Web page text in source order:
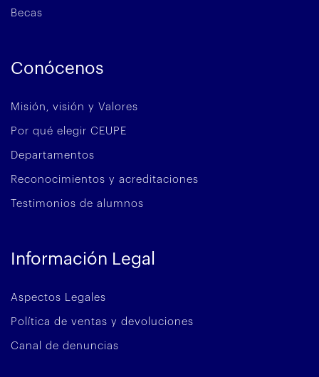
Becas
Conócenos
Misión, visión y Valores
Por qué elegir CEUPE
Departamentos
Reconocimientos y acreditaciones
Testimonios de alumnos
Información Legal
Aspectos Legales
Política de ventas y devoluciones
Canal de denuncias